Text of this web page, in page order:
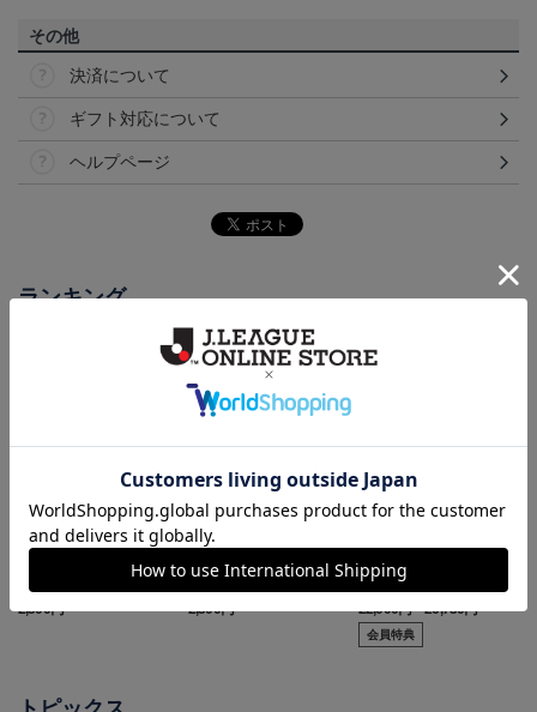
その他
決済について
ギフト対応について
ヘルプページ
ランキング
徳島ヴォルティス ニョ
2,500円
NEW
2,500円
2026/27オーセンティッ
袖)
22,000円～26,730円
会員特典